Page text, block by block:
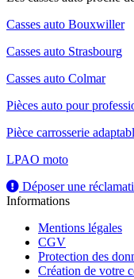
Casses auto Bouxwiller
Casses auto Strasbourg
Casses auto Colmar
Pièces auto pour
Pièce carrosserie
LPAO moto
Déposer une
Informations
Mentions légales
CGV
Protection des
Création de votre